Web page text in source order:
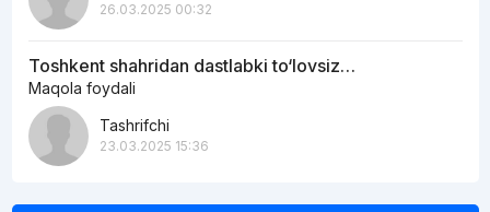
26.03.2025 00:32
Toshkent shahridan dastlabki to‘lovsiz…
Maqola foydali
Tashrifchi
23.03.2025 15:36